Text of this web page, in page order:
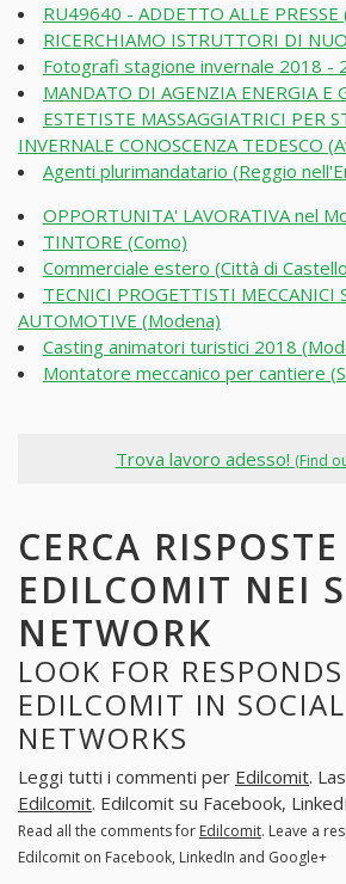
RU49640 - ADDETTO ALLE PRESSE
RICERCHIAMO ISTRUTTORI DI
Fotografi stagione invernale 2018 -
MANDATO DI AGENZIA ENERGIA E
ESTETISTE MASSAGGIATRICI PER
INVERNALE CONOSCENZA TEDESCO
Agenti plurimandatario (Reggio
OPPORTUNITA' LAVORATIVA nel
TINTORE (Como)
Commerciale estero (Città di
TECNICI PROGETTISTI MECCANICI
AUTOMOTIVE (Modena)
Casting animatori turistici 2018
Montatore meccanico per cantiere
Trova lavoro adesso! (Find
CERCA RISPOSTE
EDILCOMIT NEI
NETWORK
LOOK FOR
EDILCOMIT IN SOCIAL
NETWORKS
Leggi tutti i commenti per Edilcomit.
Edilcomit. Edilcomit su Facebook,
Read all the comments for Edilcomit. Leave a
Edilcomit on Facebook, LinkedIn and Google+